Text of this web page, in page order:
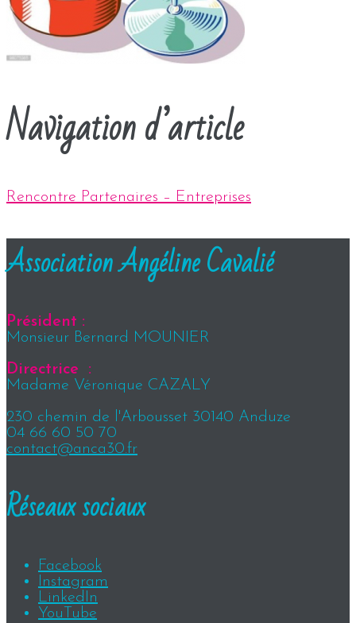
Navigation d’article
Rencontre Partenaires – Entreprises
Association Angéline Cavalié
Président :
Monsieur Bernard MOUNIER
Directrice :
Madame Véronique CAZALY
230 chemin de l'Arbousset 30140 Anduze
04 66 60 50 70
contact@anca30.fr
Réseaux sociaux
Facebook
Instagram
LinkedIn
YouTube